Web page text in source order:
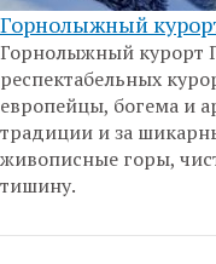
Горнолыжный
Горнолыжный курорт
респектабельных
европейцы, богема и
традиции и за
живописные горы,
тишину.